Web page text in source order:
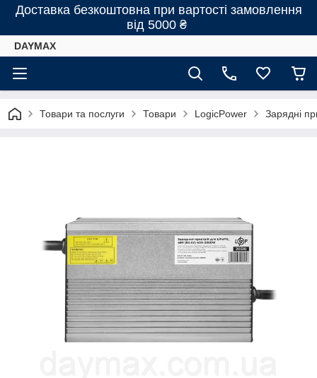
Доставка безкоштовна при вартості замовлення
від 5000 ₴
DAYMAX
Товари та послуги Товари LogicPower Зарядні